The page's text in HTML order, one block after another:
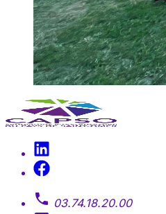
03.74.18.20.00